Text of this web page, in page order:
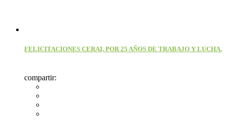
FELICITACIONES CERAI, POR 25 AÑOS DE TRABAJO Y LUCHA.
compartir: